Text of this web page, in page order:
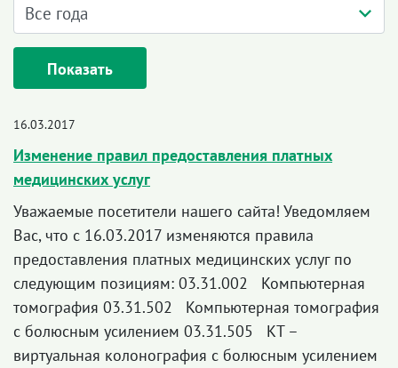
Показать
16.03.2017
Изменение правил предоставления платных
медицинских услуг
Уважаемые посетители нашего сайта! Уведомляем
Вас, что с 16.03.2017 изменяются правила
предоставления платных медицинских услуг по
следующим позициям: 03.31.002 Компьютерная
томография 03.31.502 Компьютерная томография
с болюсным усилением 03.31.505 КТ –
виртуальная колонография с болюсным усилением